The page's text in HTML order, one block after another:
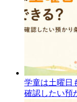
学童は土曜日
確認したい預